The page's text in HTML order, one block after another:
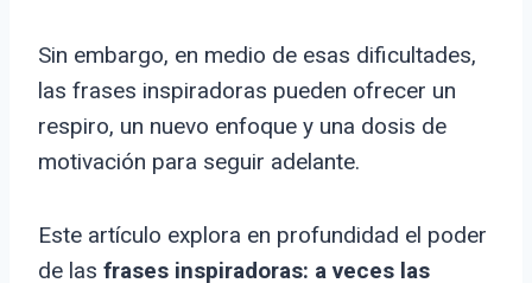
Sin embargo, en medio de esas dificultades,
las frases inspiradoras pueden ofrecer un
respiro, un nuevo enfoque y una dosis de
motivación para seguir adelante.
Este artículo explora en profundidad el poder
de las frases inspiradoras: a veces las